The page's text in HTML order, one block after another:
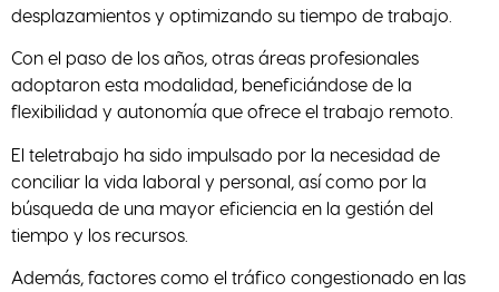
desplazamientos y optimizando su tiempo de trabajo.
Con el paso de los años, otras áreas profesionales
adoptaron esta modalidad, beneficiándose de la
flexibilidad y autonomía que ofrece el trabajo remoto.
El teletrabajo ha sido impulsado por la necesidad de
conciliar la vida laboral y personal, así como por la
búsqueda de una mayor eficiencia en la gestión del
tiempo y los recursos.
Además, factores como el tráfico congestionado en las